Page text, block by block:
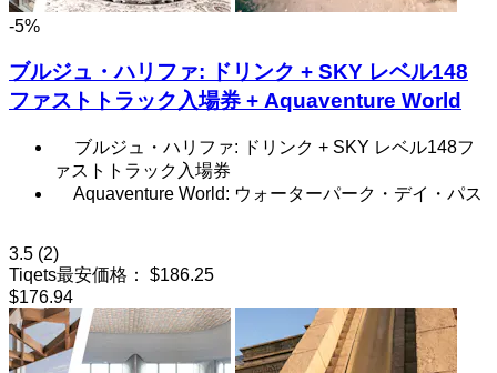
-5%
ブルジュ・ハリファ: ドリンク + SKY レベル148
ファストトラック入場券 + Aquaventure World
ブルジュ・ハリファ: ドリンク + SKY レベル148フ
ァストトラック入場券
Aquaventure World: ウォーターパーク・デイ・パス
3.5 (2)
Tiqets最安価格：
$186.25
$176.94